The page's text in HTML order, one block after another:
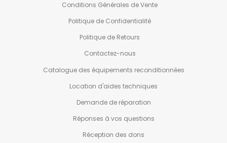
Conditions Générales de Vente
Politique de Confidentialité
Politique de Retours
Contactez-nous
Catalogue des équipements reconditionnées
Location d'aides techniques
Demande de réparation
Réponses à vos questions
Réception des dons